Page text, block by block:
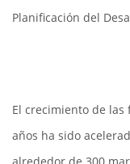
Planificación del
El crecimiento de
años ha sido